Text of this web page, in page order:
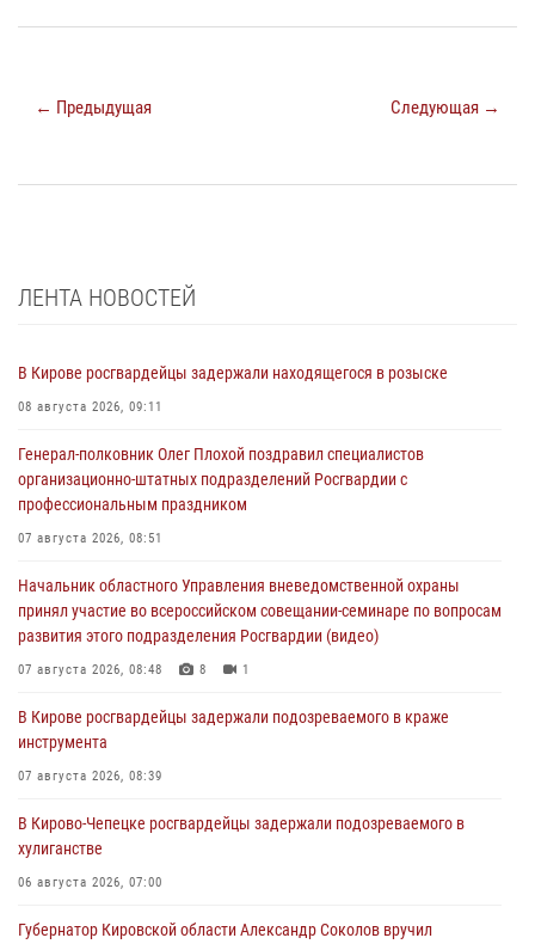
← Предыдущая Следующая →
ЛЕНТА НОВОСТЕЙ
В Кирове росгвардейцы задержали находящегося в розыске
08 августа 2026, 09:11
Генерал-полковник Олег Плохой поздравил специалистов
организационно-штатных подразделений Росгвардии с
профессиональным праздником
07 августа 2026, 08:51
Начальник областного Управления вневедомственной охраны
принял участие во всероссийском совещании-семинаре по вопросам
развития этого подразделения Росгвардии (видео)
07 августа 2026, 08:48 8 1
В Кирове росгвардейцы задержали подозреваемого в краже
инструмента
07 августа 2026, 08:39
В Кирово-Чепецке росгвардейцы задержали подозреваемого в
хулиганстве
06 августа 2026, 07:00
Губернатор Кировской области Александр Соколов вручил